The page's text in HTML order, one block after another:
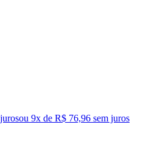
ou 9x de R$ 76,96 sem juros